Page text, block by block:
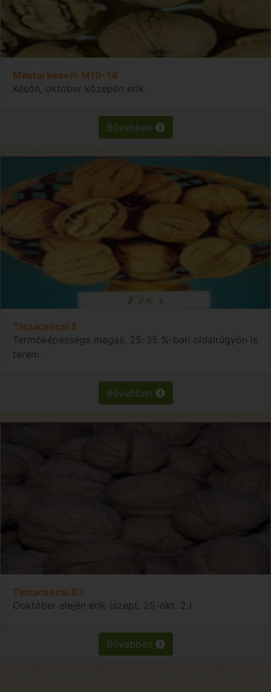
Milotai kései® M10-14
Későn, október közepén érik.
Bővebben
Tiszacsécsi 2
Termőképessége magas, 25-35 %-ban oldalrügyön is
terem.
Bővebben
Tiszacsécsi 83
Ooktóber elején érik (szept. 25-okt. 2.)
Bővebben